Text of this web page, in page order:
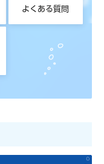
よくある質問